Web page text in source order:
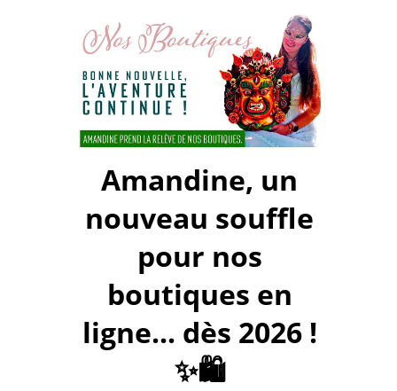
Amandine, un
nouveau souffle
pour nos
boutiques en
ligne... dès 2026 !
✨🛍️